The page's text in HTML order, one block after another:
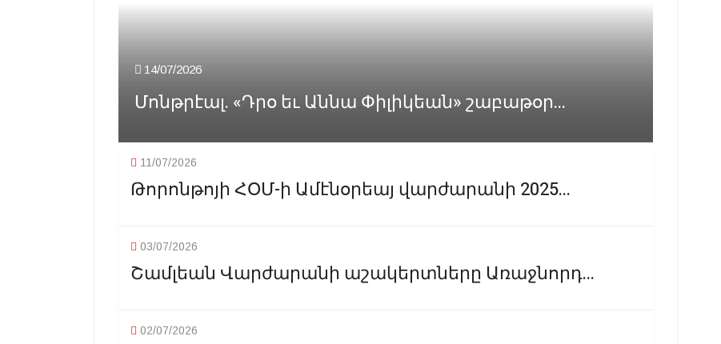
14/07/2026
Մոնթրէալ. «Դրօ եւ Աննա Փիլիկեան» շաբաթօր...
11/07/2026
Թորոնթոյի ՀՕՄ-ի Ամէնօրեայ վարժարանի 2025...
03/07/2026
Շամլեան Վարժարանի աշակերտները Առաջնորդ...
02/07/2026